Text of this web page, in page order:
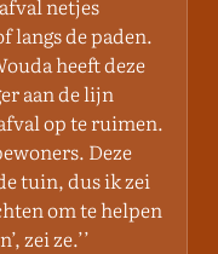
netjes
langs de paden.
heeft deze
aan de lijn
op te ruimen.
Deze
tuin, dus ik zei
om te helpen
zei ze.’’